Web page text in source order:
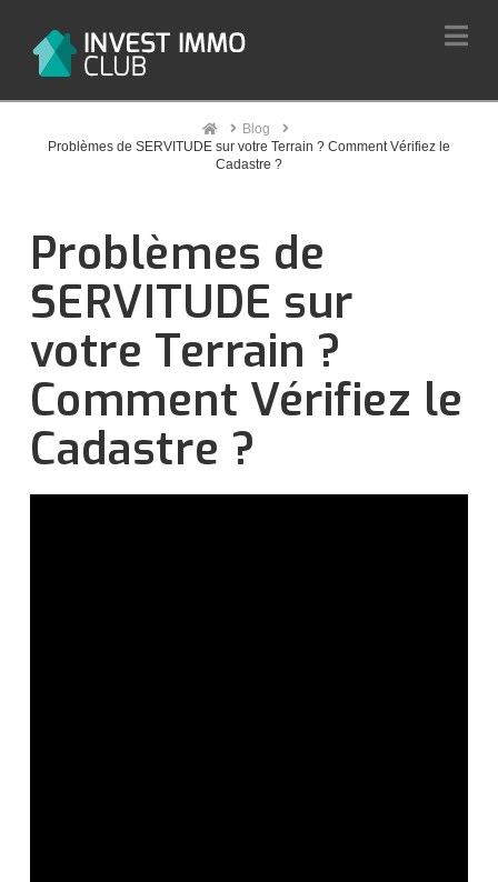
HomeBlog
Problèmes de SERVITUDE sur votre Terrain ? Comment Vérifiez le
Cadastre ?
Problèmes de
SERVITUDE sur
votre Terrain ?
Comment Vérifiez le
Cadastre ?